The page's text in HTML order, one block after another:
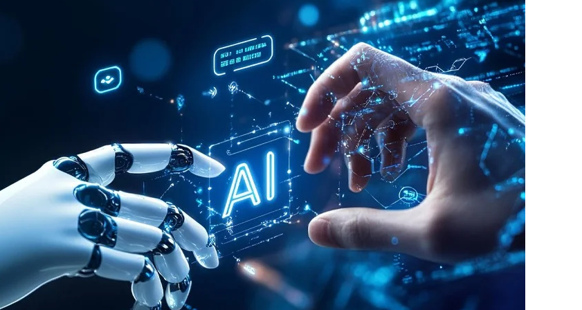
ويأتي إدماج قاطرات DO-70X ضمن رؤية المغرب الرامية إلى بناء منظومة نقل سككي أكثر نجاعة
واستدامة، بما يواكب التحولات الاقتصادية ويعزز دور السكك الحديدية كرافعة للتنمية وربط مختلف جهات
المملكة